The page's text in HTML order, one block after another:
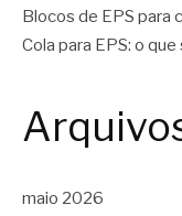
Blocos de EPS para
Cola para EPS: o
maio 2026